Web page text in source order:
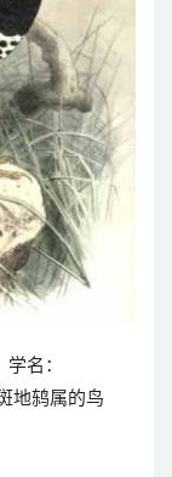
名：
地鸫属的鸟